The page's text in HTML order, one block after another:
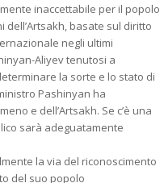
inaccettabile per il popolo
basate sul diritto
negli ultimi
Aliyev tenutosi a
la sorte e lo stato di
Pashinyan ha
e dell’Artsakh. Se c’è una
sarà adeguatamente
la via del riconoscimento
del suo popolo